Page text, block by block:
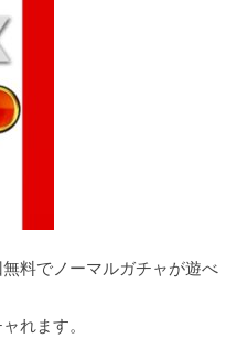
料でノーマルガチャが遊べ
れます。